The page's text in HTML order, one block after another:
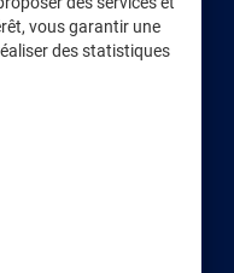
vous garantir une
des statistiques